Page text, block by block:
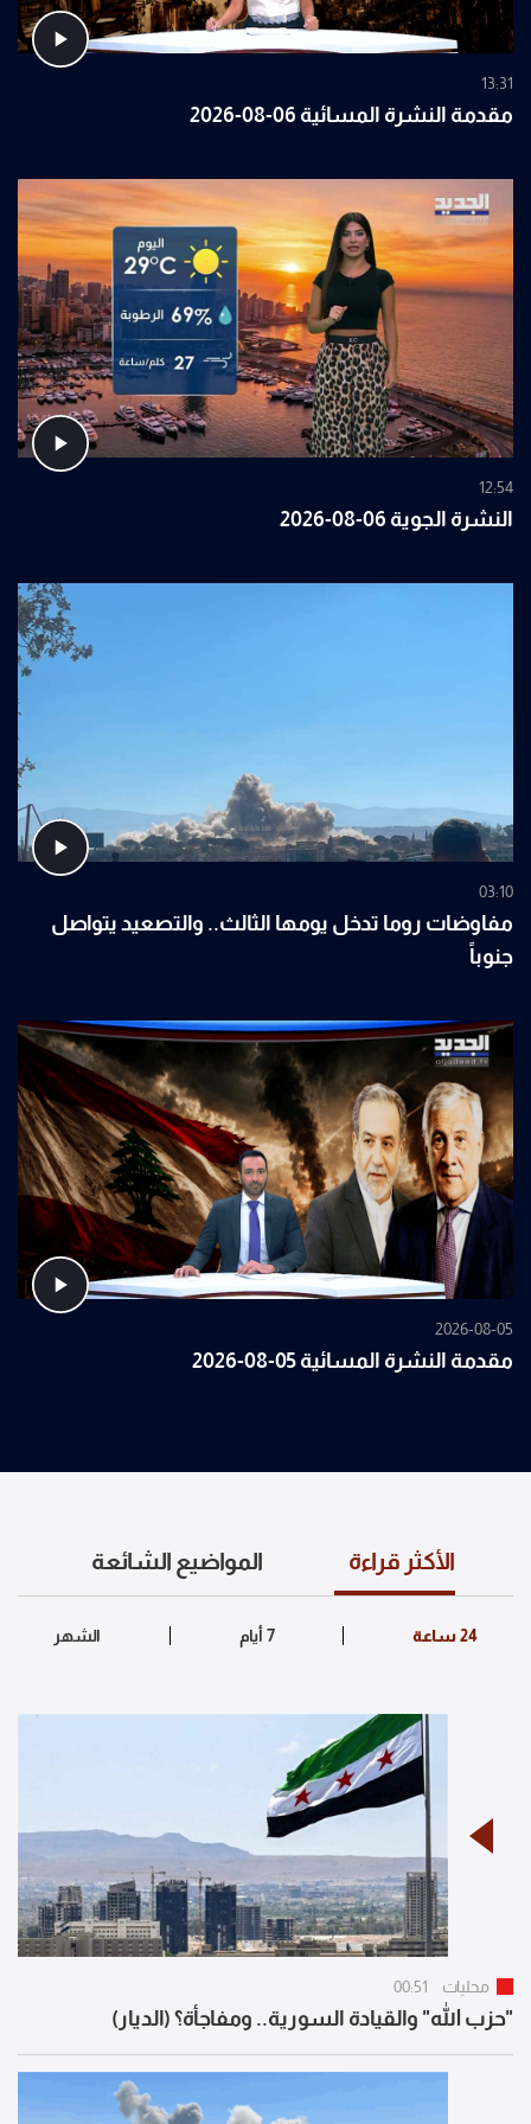
13:31
مقدمة النشرة المسائية 06-08-2026
12:54
النشرة الجوية 06-08-2026
03:10
مفاوضات روما تدخل يومها الثالث.. والتصعيد يتواصل
جنوباً
2026-08-05
مقدمة النشرة المسائية 05-08-2026
الأكثر قراءة المواضيع الشائعة
محليات 00:51
"حزب الله" والقيادة السورية.. ومفاجأة؟ (الديار)